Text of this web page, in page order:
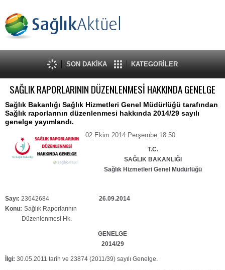
SON DAKİKA KATEGORİLER
SAĞLIK RAPORLARININ DÜZENLENMESİ HAKKINDA GENELGE
Sağlık Bakanlığı Sağlık Hizmetleri Genel Müdürlüğü tarafından
Sağlık raporlarının düzenlenmesi hakkında 2014/29 sayılı
genelge yayımlandı.
02 Ekim 2014 Perşembe 18:50
T.C.
SAĞLIK BAKANLIĞI
Sağlık Hizmetleri Genel Müdürlüğü
Sayı: 23642684 26.09.2014
Konu: Sağlık Raporlarının
Düzenlenmesi Hk.
GENELGE
2014/29
İlgi: 30.05.2011 tarih ve 23874 (2011/39) sayılı Genelge.